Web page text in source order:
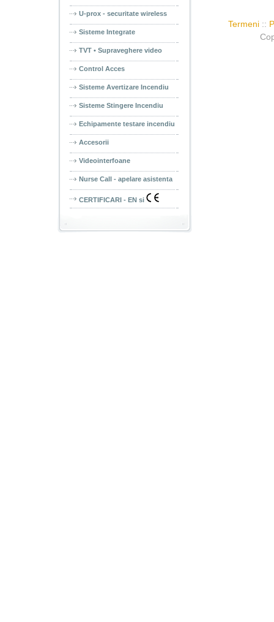
U-prox - securitate wireless
Sisteme Integrate
TVT • Supraveghere video
Control Acces
Sisteme Avertizare Incendiu
Sisteme Stingere Incendiu
Echipamente testare incendiu
Accesorii
Videointerfoane
Nurse Call - apelare asistenta
CERTIFICARI - EN si
Termeni ::